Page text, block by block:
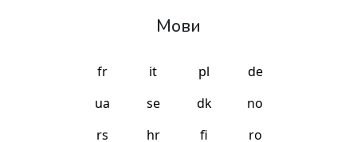
Мови
fr it pl
de
ua
se dk
no
rs
hr fi ro